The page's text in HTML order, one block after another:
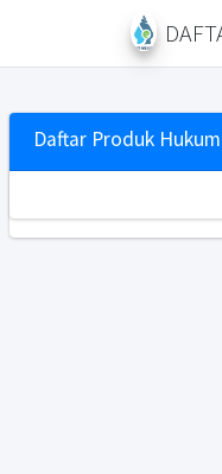
Daftar Produk Hukum